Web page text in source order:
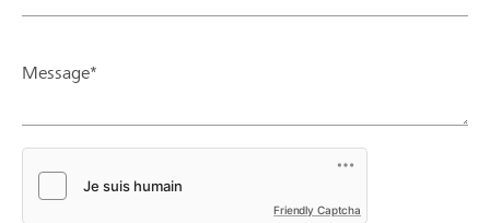
Message*
Friendly Captcha